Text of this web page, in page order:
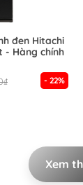
lạnh HOÀ PHÁT
Máy giặt HOÀ PHÁT
Đồ gia dụng HOÀ
đen Hitachi
- Hàng chính
- 22%
Xem